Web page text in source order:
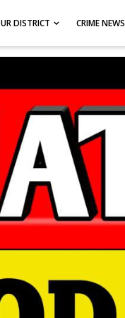
DISTRICT CRIME NEWS